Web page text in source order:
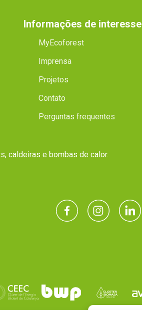
Informações de interesse
MyEcoforest
Imprensa
Projetos
Contato
Perguntas frequentes
caldeiras e bombas de calor.